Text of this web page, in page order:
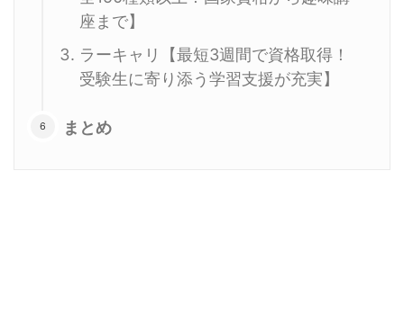
座まで】
ラーキャリ【最短3週間で資格取得！
受験生に寄り添う学習支援が充実】
まとめ